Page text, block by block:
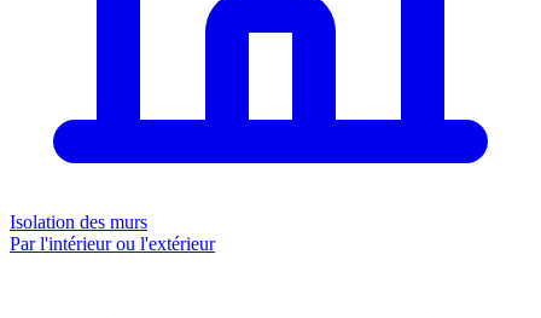
Isolation des murs
Par l'intérieur ou l'extérieur